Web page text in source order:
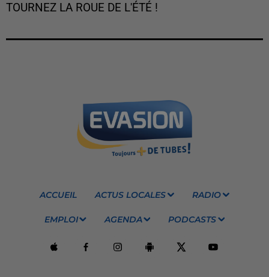
TOURNEZ LA ROUE DE L'ÉTÉ !
ACCUEIL ACTUS LOCALES RADIO
EMPLOI AGENDA PODCASTS